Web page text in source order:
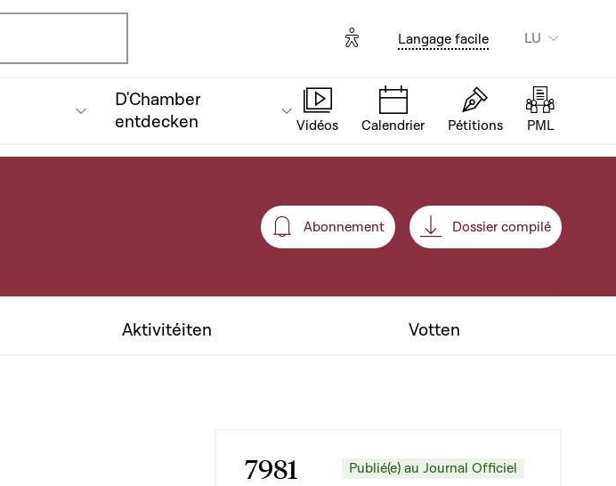
Options d'accessibilité
Langage facile LU
D'Chamber
entdecken
Vidéos Calendrier Pétitions PML
Abonnement
Abonnement Dossier compilé
Aktivitéiten Votten
7981 Publié(e) au Journal Officiel